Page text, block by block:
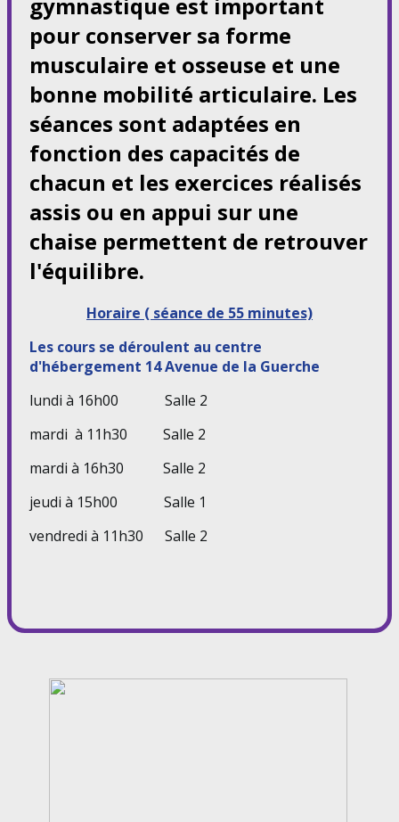
pour conserver sa forme
musculaire et osseuse et une
bonne mobilité articulaire. Les
séances sont adaptées en
fonction des capacités de
chacun et les exercices réalisés
assis ou en appui sur une
chaise permettent de retrouver
l'équilibre.
Horaire ( séance de 55 minutes)
Les cours se déroulent au centre
d'hébergement 14 Avenue de la Guerche
lundi à 16h00 Salle 2
mardi à 11h30 Salle 2
mardi à 16h30 Salle 2
jeudi à 15h00 Salle 1
vendredi à 11h30 Salle 2